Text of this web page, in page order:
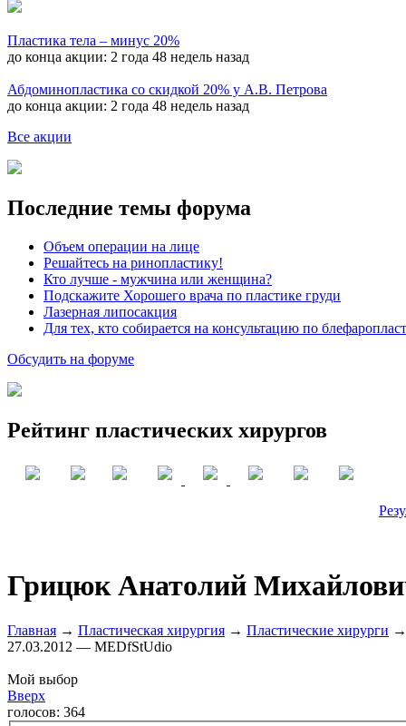
Пластика тела – минус 20%
до конца акции: 2 года 48 недель назад
Абдоминопластика со скидкой 20% у А.В. Петрова
до конца акции: 2 года 48 недель назад
Все акции
Последние темы форума
Объем операции на лице
Решайтесь на ринопластику!
Кто лучше - мужчина или женщина?
Подскажите Хорошего врача по пластике груди
Лазерная липосакция
Для тех, кто собирается на консультацию по
Обсудить на форуме
Рейтинг пластических хирургов
Грицюк Анатолий
Главная → Пластическая хирургия → Пластические хирурги →
27.03.2012 — MEDfStUdio
Мой выбор
Вверх
голосов: 364